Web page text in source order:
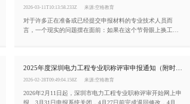
2026-03-11T10:13:58.233Z 来源:空格教育
对于许多正在准备或已经提交申报材料的专业技术人员而
言，一个现实的问题摆在面前：如果在这个节骨眼上换工
与应对策略。
2025年度深圳电力工程专业职称评审申报通知（附时间节点与条件）
2026-02-28T09:49:04.158Z 来源:空格教育
2026年2月11日起，深圳市电力工程专业职称评审开始网上申
报。3月31日申报系统关闭，4月27日前完成退回修改，4月30